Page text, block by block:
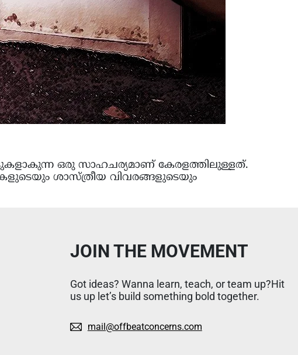
ഒരു സാഹചര്യമാണ് കേരളത്തിലുള്ളത്.
ശാസ്ത്രീയ വിവരങ്ങളുടെയും
JOIN THE MOVEMENT
Got ideas? Wanna learn, teach, or team up?Hit
us up let’s build something bold together.
mail@offbeatconcerns.com